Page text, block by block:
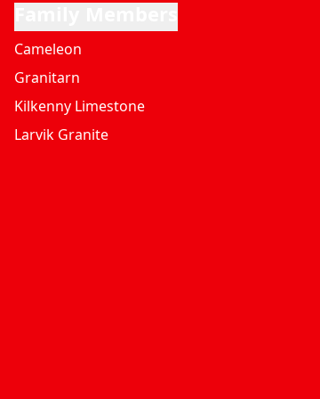
Cameleon
Granitarn
Kilkenny Limestone
Larvik Granite